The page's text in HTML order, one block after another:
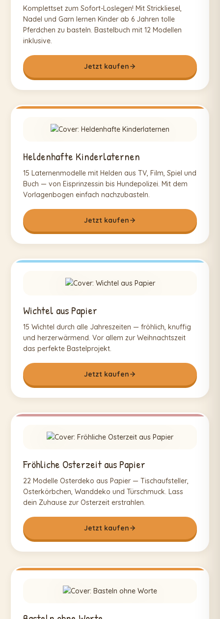
Komplettset zum Sofort-Loslegen! Mit Strickliesel,
Nadel und Garn lernen Kinder ab 6 Jahren tolle
Pferdchen zu basteln. Bastelbuch mit 12 Modellen
inklusive.
Jetzt kaufen
Heldenhafte Kinderlaternen
15 Laternenmodelle mit Helden aus TV, Film, Spiel und
Buch — von Eisprinzessin bis Hundepolizei. Mit dem
Vorlagenbogen einfach nachzubasteln.
Jetzt kaufen
Wichtel aus Papier
15 Wichtel durch alle Jahreszeiten — fröhlich, knuffig
und herzerwärmend. Vor allem zur Weihnachtszeit
das perfekte Bastelprojekt.
Jetzt kaufen
Fröhliche Osterzeit aus Papier
22 Modelle Osterdeko aus Papier — Tischaufsteller,
Osterkörbchen, Wanddeko und Türschmuck. Lass
dein Zuhause zur Osterzeit erstrahlen.
Jetzt kaufen